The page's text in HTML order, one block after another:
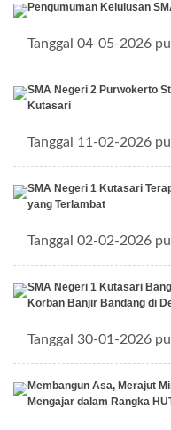
Pengumuman Kelulusan
Tanggal 04-05-2026
SMA Negeri 2 Purwokerto
Kutasari
Tanggal 11-02-2026
SMA Negeri 1 Kutasari
yang Terlambat
Tanggal 02-02-2026
SMA Negeri 1 Kutasari
Korban Banjir Bandang di
Tanggal 30-01-2026
Membangun Asa, Merajut
Mengajar dalam Rangka